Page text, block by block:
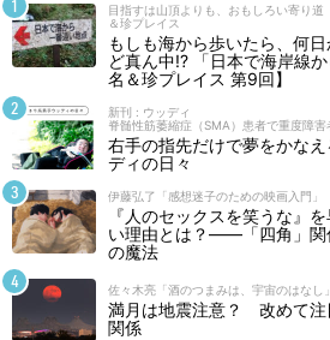
目指すは山頂よりも、おもしろい寄り
＆珍プレイス
もしも海から歩いたら、何
ど真ん中!? 「日本で海岸線
名＆珍プレイス 第9回】
新刊 : ウッディ
脊髄性筋萎縮症（SMA）患者で重度障
右手の指先だけで夢をかな
ディの日々
伊藤弘了「感想迷子のための映画入門」
『人のセックスを笑うな』
い理由とは？――「四角」関
の魔法
佐々木亮「酒のつまみは、宇宙のはなし」
満月は地震注意？ 改めて注
関係